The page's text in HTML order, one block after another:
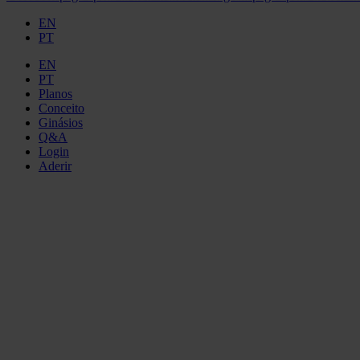
EN
PT
EN
PT
Planos
Conceito
Ginásios
Q&A
Login
Aderir